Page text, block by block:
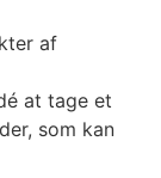
af
at tage et
som kan